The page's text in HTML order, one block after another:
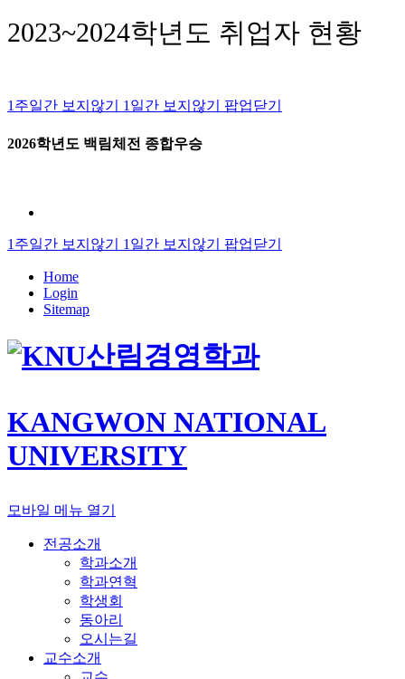
2023~2024학년도 취업자 현황
1주일간 보지않기 1일간 보지않기 팝업닫기
2026학년도 백림체전 종합우승
1주일간 보지않기 1일간 보지않기 팝업닫기
Home
Login
Sitemap
산림경영학과
KANGWON NATIONAL
UNIVERSITY
모바일 메뉴 열기
전공소개
학과소개
학과연혁
학생회
동아리
오시는길
교수소개